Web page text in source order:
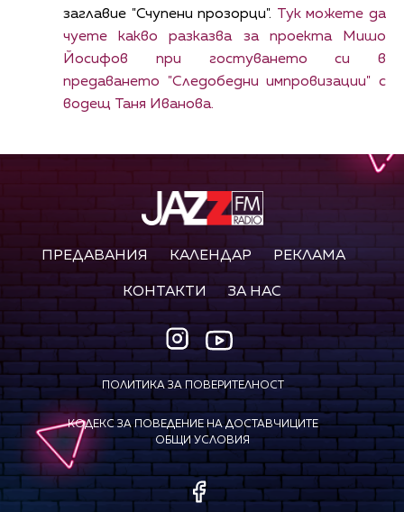
заглавие "Счупени прозорци". Тук можете да
чуете какво разказва за проекта Мишо
Йосифов при гостуването си в
предаването "Следобедни импровизации" с
водещ Таня Иванова.
ПРЕДАВАНИЯ КАЛЕНДАР РЕКЛАМА
КОНТАКТИ ЗА НАС
ПОЛИТИКА ЗА ПОВЕРИТЕЛНОСТ
КОДЕКС ЗА ПОВЕДЕНИЕ НА ДОСТАВЧИЦИТЕ
ОБЩИ УСЛОВИЯ